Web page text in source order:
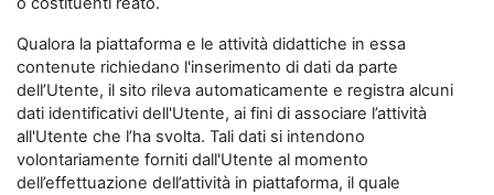
Qualora la piattaforma e le attività didattiche in essa
contenute richiedano l'inserimento di dati da parte
dell’Utente, il sito rileva automaticamente e registra alcuni
dati identificativi dell'Utente, ai fini di associare l’attività
all'Utente che l’ha svolta. Tali dati si intendono
volontariamente forniti dall'Utente al momento
dell’effettuazione dell’attività in piattaforma, il quale